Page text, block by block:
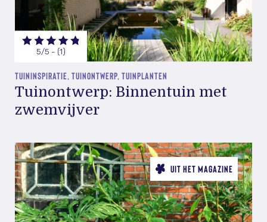
5/5 - (1)
TUININSPIRATIE, TUINONTWERP, TUINPLANTEN
Tuinontwerp: Binnentuin met
zwemvijver
UIT HET MAGAZINE